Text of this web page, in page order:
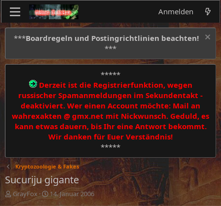
Anmelden
***Boardregeln und Postingrichtlinien beachten!
***
*****
Derzeit ist die Registrierfunktion, wegen
russischer Spamanmeldungen im Sekundentakt -
deaktiviert. Wer einen Account möchte: Mail an
wahrexakten @ gmx.net mit Nickwunsch. Geduld, es
kann etwas dauern, bis Ihr eine Antwort bekommt.
Wir danken für Euer Verständnis!
*****
Kryptozoologie & Fakes
Sucuriju gigante
EGrayFox
E14. Januar 2006